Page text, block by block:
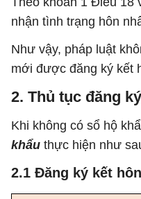
nhận tình trạng hôn
Như vậy, pháp luật
mới được đăng ký kết
2. Thủ tục đăng
Khi không có sổ hộ
khẩu thực hiện như
2.1 Đăng ký kết